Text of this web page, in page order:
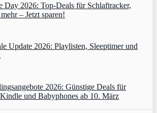
Day 2026: Top-Deals für Schlaftracker,
– Jetzt sparen!
Update 2026: Playlisten, Sleeptimer und
2026: Günstige Deals für
und Babyphones ab 10. März